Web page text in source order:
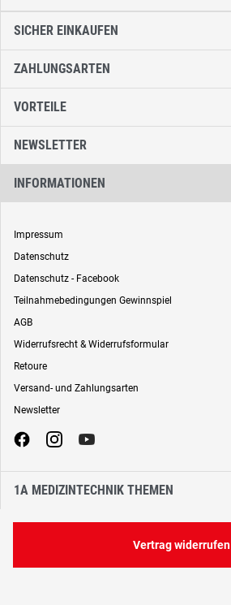
SICHER EINKAUFEN
ZAHLUNGSARTEN
VORTEILE
NEWSLETTER
INFORMATIONEN
Impressum
Datenschutz
Datenschutz - Facebook
Teilnahmebedingungen Gewinnspiel
AGB
Widerrufsrecht & Widerrufsformular
Retoure
Versand- und Zahlungsarten
Newsletter
1A MEDIZINTECHNIK THEMEN
Vertrag widerrufen